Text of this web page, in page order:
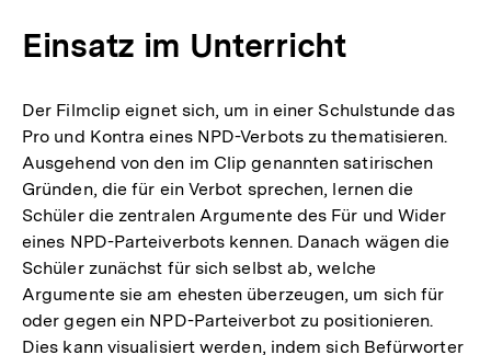
Einsatz im Unterricht
Der Filmclip eignet sich, um in einer Schulstunde das
Pro und Kontra eines NPD-Verbots zu thematisieren.
Ausgehend von den im Clip genannten satirischen
Gründen, die für ein Verbot sprechen, lernen die
Schüler die zentralen Argumente des Für und Wider
eines NPD-Parteiverbots kennen. Danach wägen die
Schüler zunächst für sich selbst ab, welche
Argumente sie am ehesten überzeugen, um sich für
oder gegen ein NPD-Parteiverbot zu positionieren.
Dies kann visualisiert werden, indem sich Befürworter